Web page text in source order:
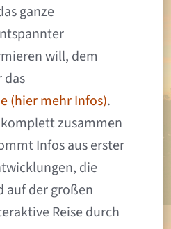
ganze
will, dem
das
(hier mehr Infos).
zusammen
Infos aus erster
die
auf der großen
Reise durch